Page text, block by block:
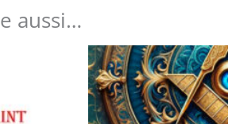
aussi…